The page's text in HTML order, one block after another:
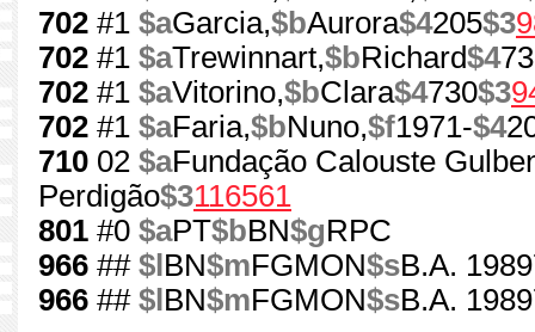
702 #1 $aGarcia,$bAurora$4205$3
702 #1 $aTrewinnart,$bRichard$4
702 #1 $aVitorino,$bClara$4730$3
702 #1 $aFaria,$bNuno,$f1971-$4
710 02 $aFundação Calouste
Perdigão$3116561
801 #0 $aPT$bBN$gRPC
966 ## $l BN$mFGMON$sB.A.
966 ## $l BN$mFGMON$sB.A.